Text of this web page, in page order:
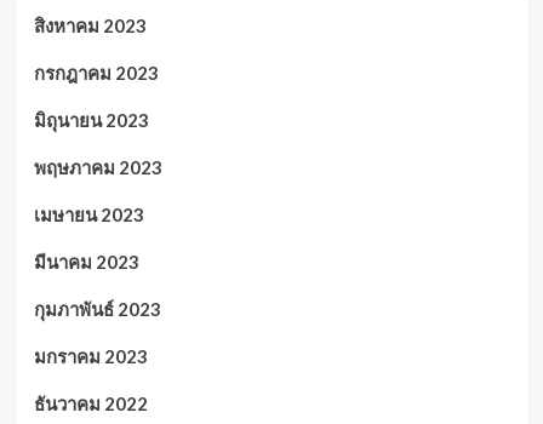
สิงหาคม 2023
กรกฎาคม 2023
มิถุนายน 2023
พฤษภาคม 2023
เมษายน 2023
มีนาคม 2023
กุมภาพันธ์ 2023
มกราคม 2023
ธันวาคม 2022